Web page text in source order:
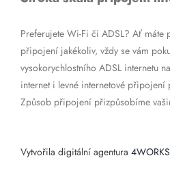
Preferujete Wi-Fi či ADSL? Ať máte
připojení jakékoliv, vždy se vám
vysokorychlostního ADSL internetu
internet i levné internetové
Způsob připojení přizpůsobíme
Vytvořila digitální agentura